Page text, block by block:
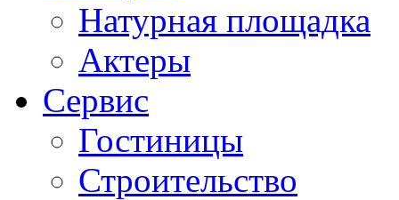
Натурная площадка
Актеры
Сервис
Гостиницы
Строительство